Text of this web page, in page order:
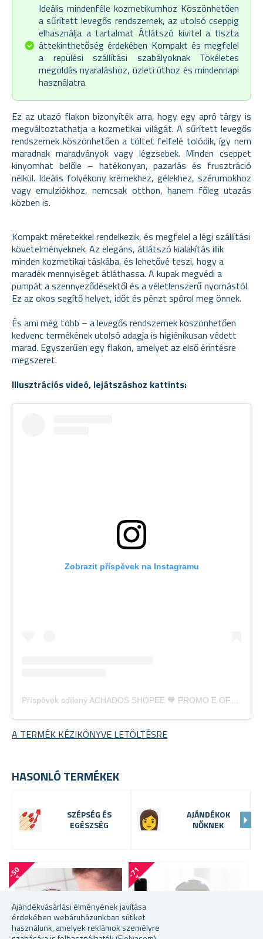
Ajándékvásárlási élményének javítása
érdekében webáruházunkban sütiket
használunk, amelyek reklámok személyre
Ideális mindenféle kozmetikumhoz Köszönhetően
a sűrített levegős rendszernek, az utolsó cseppig
elhasználja a tartalmat Átlátszó kivitel a tiszta
áttekinthetőség érdekében Kompakt és megfelel
a repülési szállítási szabályoknak Tökéletes
megoldás nyaraláshoz, üzleti úthoz és mindennapi
használatra
Ez az utazó flakon bizonyíték arra, hogy egy apró tárgy is
megváltoztathatja a kozmetikai világát. A sűrített levegős
rendszernek köszönhetően a töltet felfelé tolódik, így nem
maradnak maradványok vagy légzsebek. Minden cseppet
kinyomhat belőle – hatékonyan, pazarlás és frusztráció
nélkül. Ideális folyékony krémekhez, gélekhez, szérumokhoz
vagy emulziókhoz, nemcsak otthon, hanem főleg utazás
közben is.
Kompakt méretekkel rendelkezik, és megfelel a légi szállítási
követelményeknek. Az elegáns, átlátszó kialakítás illik
minden kozmetikai táskába, és lehetővé teszi, hogy a
maradék mennyiséget átláthassa. A kupak megvédi a
pumpát a szennyeződésektől és a véletlenszerű nyomástól.
Ez az okos segítő helyet, időt és pénzt spórol meg önnek.
És ami még több – a levegős rendszernek köszönhetően
kedvenc termékének utolsó adagja is higiénikusan védett
marad. Egyszerűen egy flakon, amelyet az első érintésre
megszeret.
Illusztrációs videó, lejátszáshoz kattints:
Zobrazit příspěvek na Instagramu
A TERMÉK KÉZIKÖNYVE LETÖLTÉSRE
HASONLÓ TERMÉKEK
SZÉPSÉG ÉS
EGÉSZSÉG
AJÁNDÉKOK
NŐKNEK
-
5
0
% -
7
1
%